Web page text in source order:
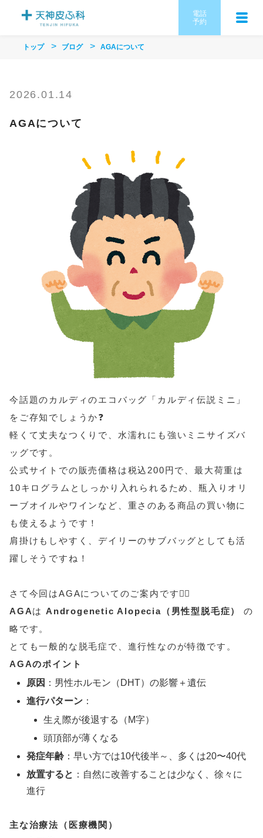
電話
予約
トップ ブログ AGAについて
2026.01.14
AGAについて
今話題のカルディのエコバッグ「カルディ伝説ミニ」
をご存知でしょうか❓
軽くて丈夫なつくりで、水濡れにも強いミニサイズバ
ッグです。
公式サイトでの販売価格は税込200円で、最大荷重は
10キログラムとしっかり入れられるため、瓶入りオリ
ーブオイルやワインなど、重さのある商品の買い物に
も使えるようです！
肩掛けもしやすく、デイリーのサブバッグとしても活
躍しそうですね！
さて今回はAGAについてのご案内です💁‍♀️
AGAはAndrogenetic Alopecia（男性型脱毛症）
の
略です。
とても一般的な脱毛症で、進行性なのが特徴です。
AGAのポイント
原因 ：男性ホルモン（DHT）の影響＋遺伝
進行パターン ：
生え際が後退する（M字）
頭頂部が薄くなる
発症年齢 ：早い方では10代後半～、多くは20〜40代
放置すると ：自然に改善することは少なく、徐々に
進行
主な治療法（医療機関）